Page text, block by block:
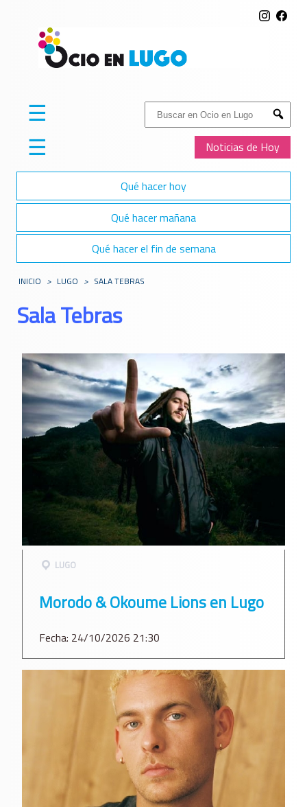
Buscar:
Submit
Noticias de Hoy
☰
☰
Qué hacer hoy
Qué hacer mañana
Qué hacer el fin de semana
INICIO > LUGO > SALA TEBRAS
Sala Tebras
LUGO
Morodo & Okoume Lions en Lugo
Fecha: 24/10/2026 21:30